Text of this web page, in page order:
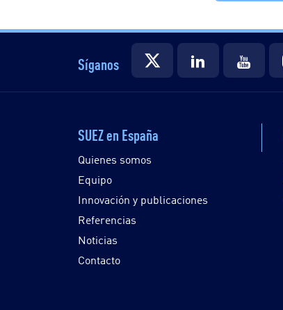
Síganos
SUEZ en España
Quienes somos
Equipo
Innovación y publicaciones
Referencias
Noticias
Contacto